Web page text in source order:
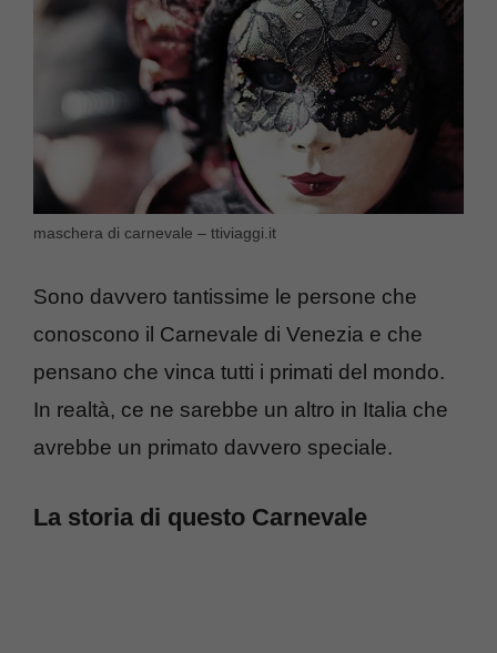
maschera di carnevale – ttiviaggi.it
Sono davvero tantissime le persone che
conoscono il Carnevale di Venezia e che
pensano che vinca tutti i primati del mondo.
In realtà, ce ne sarebbe un altro in Italia che
avrebbe un primato davvero speciale.
La storia di questo Carnevale